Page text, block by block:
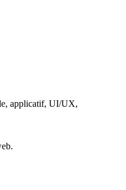
applicatif, UI/UX,